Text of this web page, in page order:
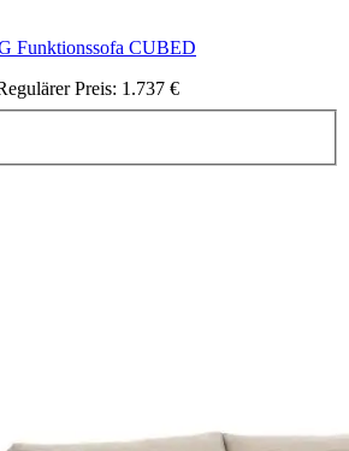
Funktionssofa CUBED
Preis: 1.737 €